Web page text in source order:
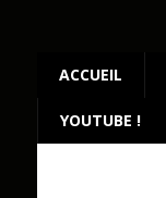
ACCUEIL
YOUTUBE !